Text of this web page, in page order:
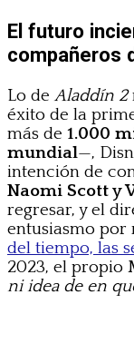
El futuro
compañeros
Lo deAladdín 2
éxito de la
más de 1.000
mundial—,
intención de
Naomi Scott y
regresar, y el
entusiasmo por
del tiempo, las
2023, el propio
ni idea de en